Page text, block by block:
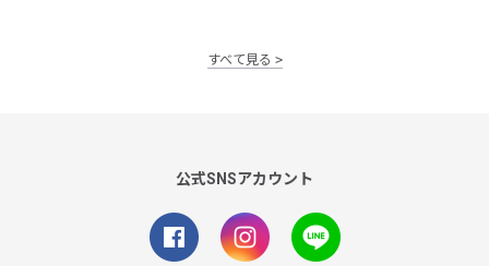
すべて見る
公式SNSアカウント